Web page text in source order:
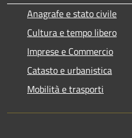
Anagrafe e stato civile
Cultura e tempo libero
Imprese e Commercio
Catasto e urbanistica
Mobilità e trasporti